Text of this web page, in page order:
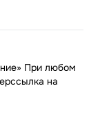
При любом
на